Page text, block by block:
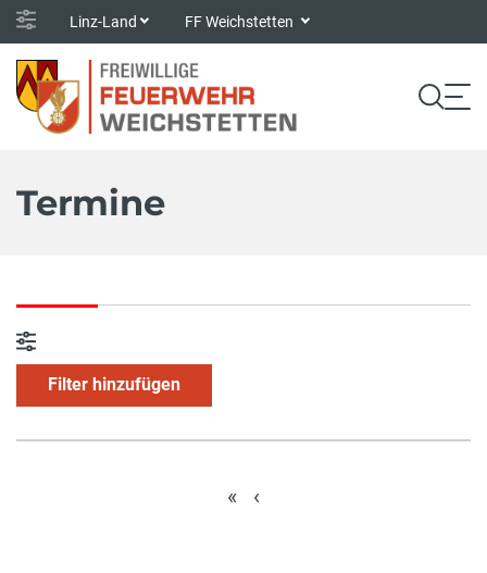
Linz-Land FF Weichstetten
Termine
Filter hinzufügen
« ‹